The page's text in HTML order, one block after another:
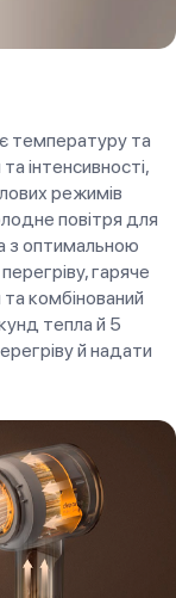
температуру та
інтенсивності,
режимів
повітря для
з оптимальною
гаряче
комбінований
тепла й 5
й надати